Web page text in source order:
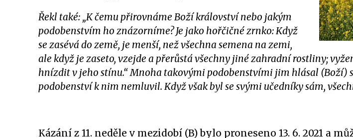
Řekl také: „K čemu přirovnáme Boží království nebo jakým
podobenstvím ho znázorníme? Je jako hořčičné zrnko: Když
se zasévá do země, je menší, než všechna semena na zemi,
ale když je zaseto, vzejde a přerůstá všechny jiné zahradní rostliny;
hnízdit v jeho stínu.“ Mnoha takovými podobenstvími jim hlásal (Boží)
podobenství k nim nemluvil. Když však byl se svými učedníky sám,
Kázání z 11. neděle v mezidobí (B) bylo proneseno 13. 6. 2021 a